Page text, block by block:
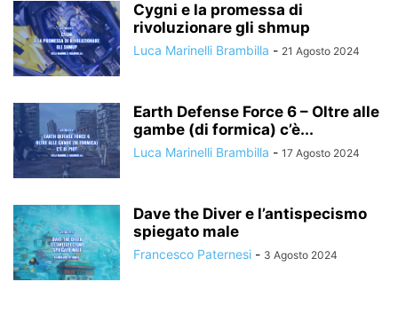
Cygni e la promessa di
rivoluzionare gli shmup
Luca Marinelli Brambilla - 21 Agosto 2024
Earth Defense Force 6 – Oltre alle
gambe (di formica) c’è...
Luca Marinelli Brambilla - 17 Agosto 2024
Dave the Diver e l’antispecismo
spiegato male
Francesco Paternesi - 3 Agosto 2024